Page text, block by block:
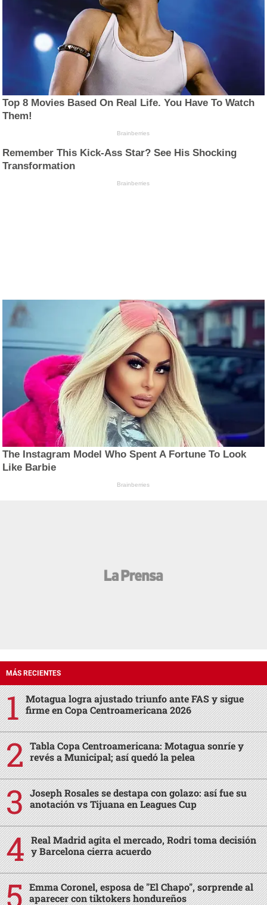
Top 8 Movies Based On Real Life. You Have To Watch
Them!
Brainberries
Remember This Kick-Ass Star? See His Shocking
Transformation
Brainberries
The Instagram Model Who Spent A Fortune To Look
Like Barbie
Brainberries
MÁS RECIENTES
Motagua logra ajustado triunfo ante FAS y sigue
firme en Copa Centroamericana 2026
Tabla Copa Centroamericana: Motagua sonríe y
revés a Municipal; así quedó la pelea
Joseph Rosales se destapa con golazo: así fue su
anotación vs Tijuana en Leagues Cup
Real Madrid agita el mercado, Rodri toma decisión
y Barcelona cierra acuerdo
Emma Coronel, esposa de "El Chapo", sorprende al
aparecer con tiktokers hondureños